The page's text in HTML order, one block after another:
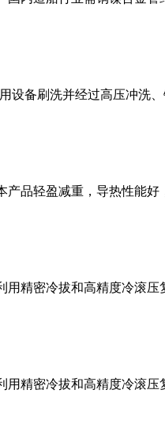
设备刷洗并经过高压冲洗
品轻盈减重，导热性能
精密冷拔和高精度冷滚
精密冷拔和高精度冷滚